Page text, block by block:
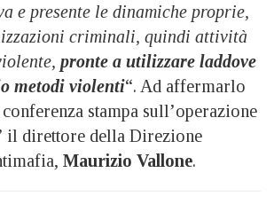
e presente le dinamiche proprie,
criminali, quindi attività
pronte a utilizzare laddove
metodi violenti“. Ad affermarlo
stampa sull’operazione
il direttore della Direzione
Maurizio Vallone.